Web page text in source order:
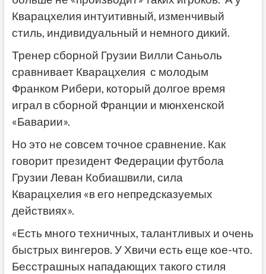
Кварацхелия интуитивный, изменчивый
стиль, индивидуальный и немного дикий.
Тренер сборной Грузии Вилли Саньоль
сравнивает Кварацхелия с молодым
Франком Рибери, который долгое время
играл в сборной Франции и мюнхенской
«Баварии».
Но это не совсем точное сравнение. Как
говорит президент Федерации футбола
Грузии Леван Кобиашвили, сила
Кварацхелия «в его непредсказуемых
действиях».
«Есть много техничных, талантливых и очень
быстрых вингеров. У Хвичи есть еще кое-что.
Бесстрашных нападающих такого стиля